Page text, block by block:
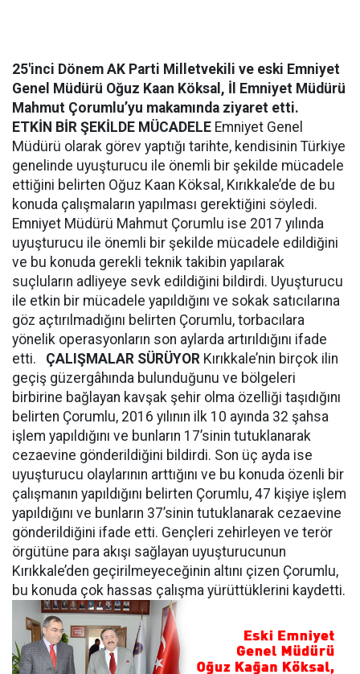
25'inci Dönem AK Parti Milletvekili ve eski Emniyet
Genel Müdürü Oğuz Kaan Köksal, İl Emniyet Müdürü
Mahmut Çorumlu’yu makamında ziyaret etti.
ETKİN BİR ŞEKİLDE MÜCADELE Emniyet Genel
Müdürü olarak görev yaptığı tarihte, kendisinin Türkiye
genelinde uyuşturucu ile önemli bir şekilde mücadele
ettiğini belirten Oğuz Kaan Köksal, Kırıkkale’de de bu
konuda çalışmaların yapılması gerektiğini söyledi.
Emniyet Müdürü Mahmut Çorumlu ise 2017 yılında
uyuşturucu ile önemli bir şekilde mücadele edildiğini
ve bu konuda gerekli teknik takibin yapılarak
suçluların adliyeye sevk edildiğini bildirdi. Uyuşturucu
ile etkin bir mücadele yapıldığını ve sokak satıcılarına
göz açtırılmadığını belirten Çorumlu, torbacılara
yönelik operasyonların son aylarda artırıldığını ifade
etti. ÇALIŞMALAR SÜRÜYOR Kırıkkale’nin birçok ilin
geçiş güzergâhında bulunduğunu ve bölgeleri
birbirine bağlayan kavşak şehir olma özelliği taşıdığını
belirten Çorumlu, 2016 yılının ilk 10 ayında 32 şahsa
işlem yapıldığını ve bunların 17’sinin tutuklanarak
cezaevine gönderildiğini bildirdi. Son üç ayda ise
uyuşturucu olaylarının arttığını ve bu konuda özenli bir
çalışmanın yapıldığını belirten Çorumlu, 47 kişiye işlem
yapıldığını ve bunların 37’sinin tutuklanarak cezaevine
gönderildiğini ifade etti. Gençleri zehirleyen ve terör
örgütüne para akışı sağlayan uyuşturucunun
Kırıkkale’den geçirilmeyeceğinin altını çizen Çorumlu,
bu konuda çok hassas çalışma yürüttüklerini kaydetti.